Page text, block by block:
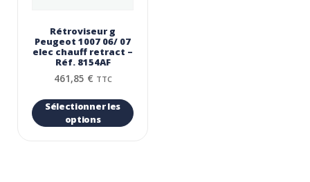
Rétroviseur g
Peugeot 1007 06/ 07
elec chauff retract –
Réf. 8154AF
461,85 € TTC
Sélectionner les
options